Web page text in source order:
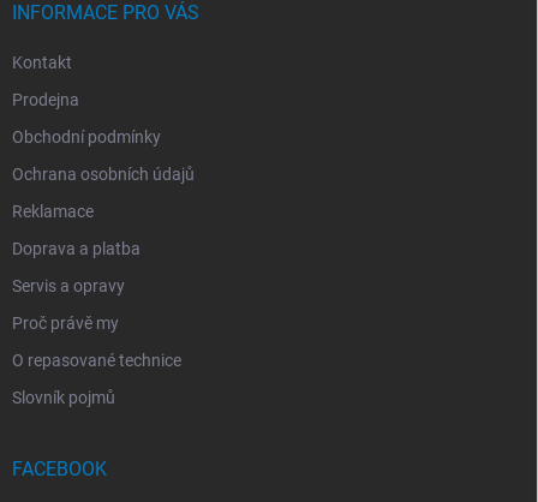
INFORMACE PRO VÁS
Kontakt
Prodejna
Obchodní podmínky
Ochrana osobních údajů
Reklamace
Doprava a platba
Servis a opravy
Proč právě my
O repasované technice
Slovník pojmů
FACEBOOK